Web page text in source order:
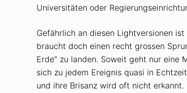
Universitäten oder
Gefährlich an diesen Lightversionen
braucht doch einen recht grossen
Erde“ zu landen. Soweit geht nur eine
sich zu jedem Ereignis quasi in
und ihre Brisanz wird oft nicht erkannt.